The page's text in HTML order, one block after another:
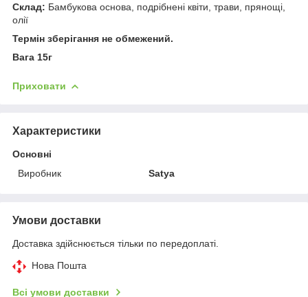
Склад: Бамбукова основа, подрібнені квіти, трави, прянощі,
олії
Термін зберігання не обмежений.
Вага 15г
Приховати
Характеристики
Основні
Виробник
Satya
Умови доставки
Доставка здійснюється тільки по передоплаті.
Нова Пошта
Всі умови доставки